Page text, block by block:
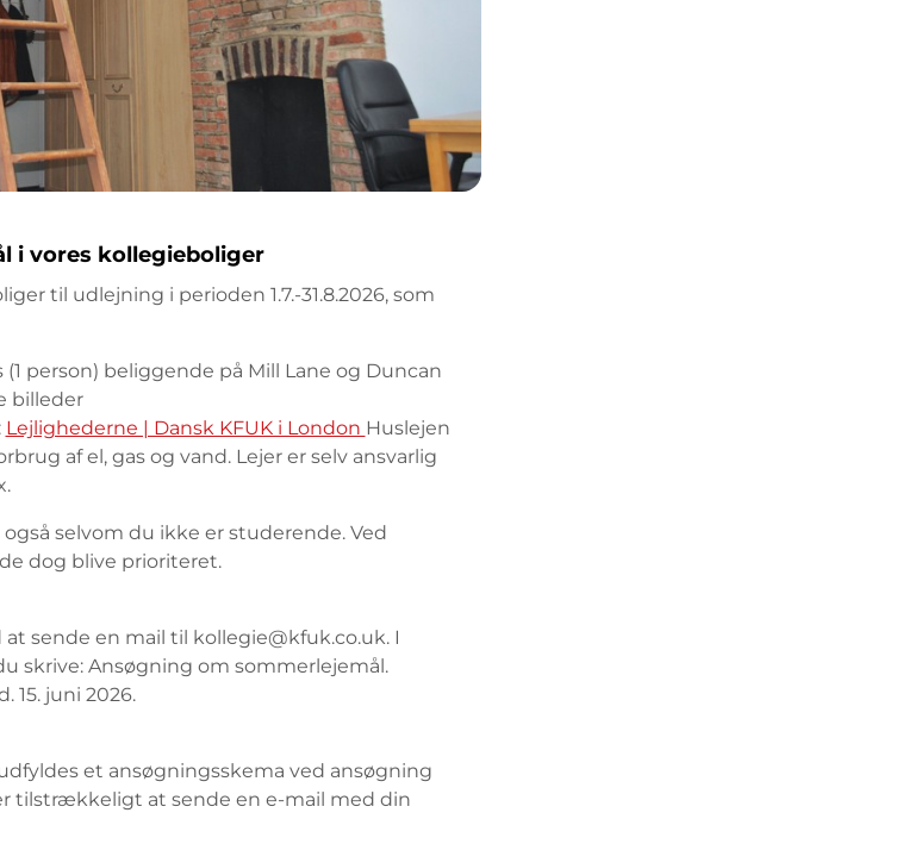
i vores kollegieboliger
til udlejning i perioden 1.7.-31.8.2026, som
person) beliggende på Mill Lane og Duncan
billeder
Lejlighederne | Dansk KFUK i London Huslejen
af el, gas og vand. Lejer er selv ansvarlig
selvom du ikke er studerende. Ved
dog blive prioriteret.
sende en mail til kollegie@kfuk.co.uk. I
skrive: Ansøgning om sommerlejemål.
15. juni 2026.
et ansøgningsskema ved ansøgning
tilstrækkeligt at sende en e-mail med din